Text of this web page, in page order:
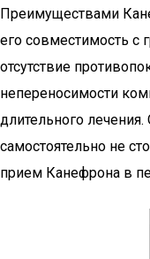
Преимуществами
его совместимость
отсутствие
непереносимости
длительного
самостоятельно не
прием Канефрона в